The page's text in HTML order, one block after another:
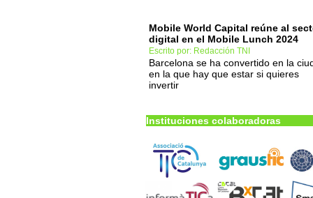
Mobile World Capital reúne al
digital en el Mobile Lunch 2024
Escrito por: Redacción TNI
Barcelona se ha convertido en la
en la que hay que estar si quieres
invertir
Instituciones colaboradoras